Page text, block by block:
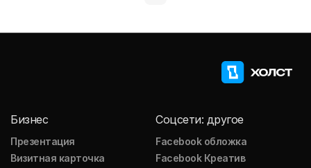
Бизнес
Презентация
Визитная карточка
Соцсети: другое
Facebook обложка
Facebook Креатив